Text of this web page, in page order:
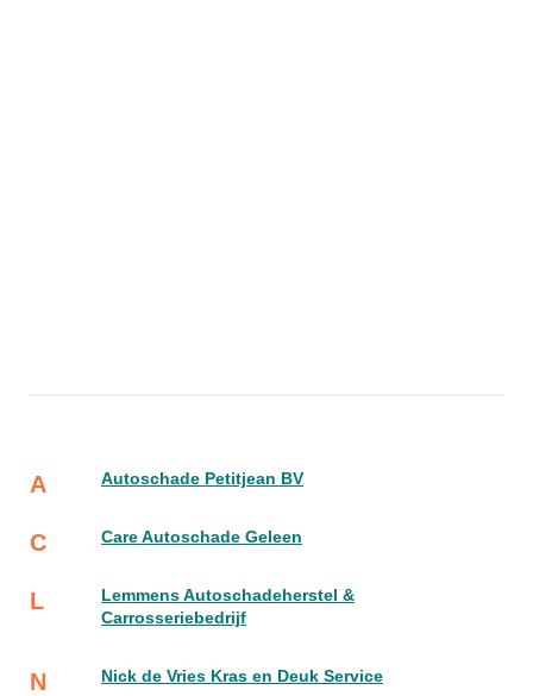
A Autoschade Petitjean BV
C Care Autoschade Geleen
L
Lemmens Autoschadeherstel &
Carrosseriebedrijf
N Nick de Vries Kras en Deuk Service